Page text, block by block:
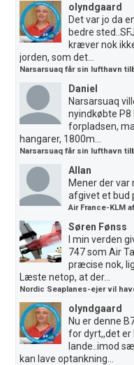
olyndgaard
Det var jo da
bedre
kræver nok
jorden, som det...
Narsarsuaq får sin lufthavn
Daniel
Narsarsuaq
nyindkøbte P8
forpladsen,
hangarer, 1800m...
Narsarsuaq får sin lufthavn
Allan
Mener der
afgivet et bud
Air France-KLM
Søren Fønss
I min verden
747 som Air
præcise nok,
Læste netop, at der...
Nordic Seaplanes-ejer vil
olyndgaard
Nu er denne
for dyrt,,det er
lande..imod
kan lave optankning...